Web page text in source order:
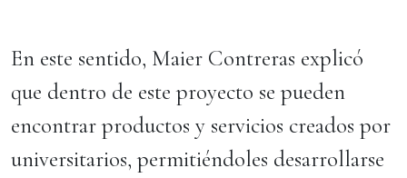
En este sentido, Maier Contreras explicó
que dentro de este proyecto se pueden
encontrar productos y servicios creados por
universitarios, permitiéndoles desarrollarse